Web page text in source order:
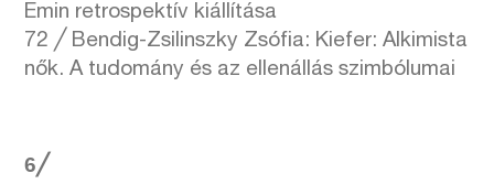
Emin retrospektív kiállítása
72 ╱ Bendig-Zsilinszky Zsófia: Kiefer: Alkimista
nők. A tudomány és az ellenállás szimbólumai
6╱